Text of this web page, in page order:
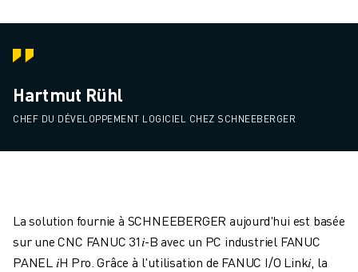
Hartmut Rühl
CHEF DU DÉVELOPPEMENT LOGICIEL CHEZ SCHNEEBERGER
La solution fournie à SCHNEEBERGER aujourd'hui est basée
sur une CNC FANUC 31𝑖-B avec un PC industriel FANUC
PANEL𝑖H Pro. Grâce à l'utilisation de FANUC I/O Link𝑖, la